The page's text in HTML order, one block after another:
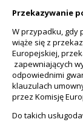
Przekazywanie
W przypadku, gdy
wiąże się z
Europejskiej,
zapewniających
odpowiednimi
klauzulach
przez Komisję
Do takich